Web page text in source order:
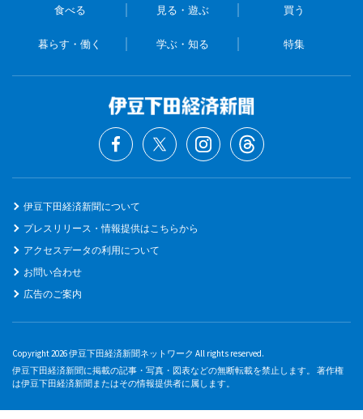
食べる 見る・遊ぶ 買う
暮らす・働く 学ぶ・知る 特集
伊豆下田経済新聞について
プレスリリース・情報提供はこちらから
アクセスデータの利用について
お問い合わせ
広告のご案内
Copyright 2026 伊豆下田経済新聞ネットワーク All rights reserved.
伊豆下田経済新聞に掲載の記事・写真・図表などの無断転載を禁止します。 著作権
は伊豆下田経済新聞またはその情報提供者に属します。